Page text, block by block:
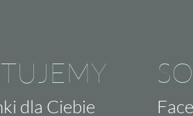
dla Ciebie